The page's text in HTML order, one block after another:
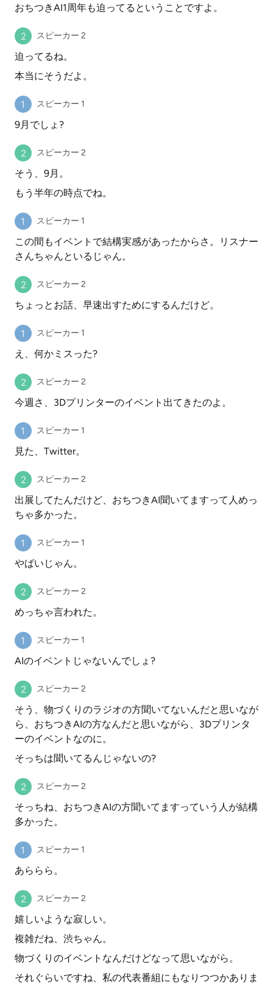
おちつきAI1周年も迫ってるということですよ。
スピーカー 2
迫ってるね。
本当にそうだよ。
スピーカー 1
9月でしょ?
スピーカー 2
そう、9月。
もう半年の時点でね。
スピーカー 1
この間もイベントで結構実感があったからさ。リスナー
さんちゃんといるじゃん。
スピーカー 2
ちょっとお話、早速出すためにするんだけど。
スピーカー 1
え、何かミスった?
スピーカー 2
今週さ、3Dプリンターのイベント出てきたのよ。
スピーカー 1
見た、Twitter。
スピーカー 2
出展してたんだけど、おちつきAI聞いてますって人めっ
ちゃ多かった。
スピーカー 1
やばいじゃん。
スピーカー 2
めっちゃ言われた。
スピーカー 1
AIのイベントじゃないんでしょ?
スピーカー 2
そう、物づくりのラジオの方聞いてないんだと思いなが
ら、おちつきAIの方なんだと思いながら、3Dプリンタ
ーのイベントなのに。
そっちは聞いてるんじゃないの?
スピーカー 2
そっちね、おちつきAIの方聞いてますっていう人が結構
多かった。
スピーカー 1
あららら。
スピーカー 2
嬉しいような寂しい。
複雑だね、渋ちゃん。
物づくりのイベントなんだけどなって思いながら。
それぐらいですね、私の代表番組にもなりつつかありま